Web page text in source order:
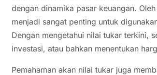
dengan dinamika pasar keuangan.
menjadi sangat penting untuk
Dengan mengetahui nilai tukar terkini,
investasi, atau bahkan menentukan
Pemahaman akan nilai tukar juga